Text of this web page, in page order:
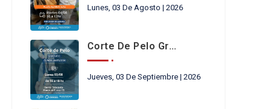
Lunes, 03 De Agosto | 2026
Corte De Pelo Gratis
Jueves, 03 De Septiembre | 2026